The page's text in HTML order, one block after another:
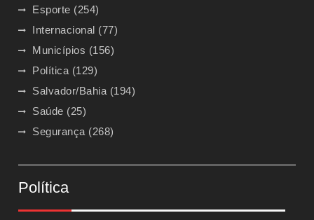
Esporte (254)
Internacional (77)
Municípios (156)
Política (129)
Salvador/Bahia (194)
Saúde (25)
Segurança (268)
Política